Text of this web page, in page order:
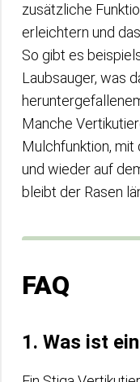
zusätzliche
erleichtern und
So gibt es
Laubsauger, was
Manche
Mulchfunktion,
und wieder auf
bleibt der Rasen
FAQ
1. Was ist